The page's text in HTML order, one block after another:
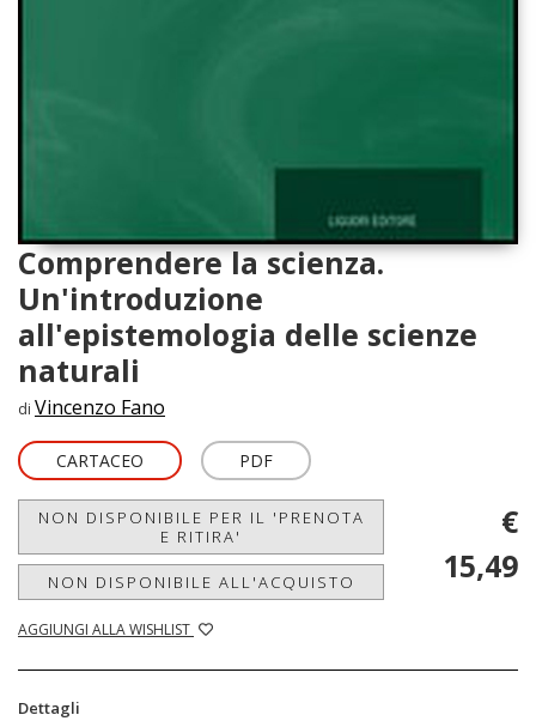
Comprendere la scienza.
Un'introduzione
all'epistemologia delle scienze
naturali
di Vincenzo Fano
CARTACEO PDF
NON DISPONIBILE PER IL 'PRENOTA
E RITIRA'
NON DISPONIBILE ALL'ACQUISTO
AGGIUNGI ALLA WISHLIST
€
15,49
Dettagli